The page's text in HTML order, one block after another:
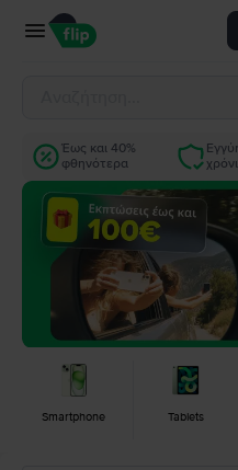
Έως και 40%
φθηνότερα
Smartphone Tablets